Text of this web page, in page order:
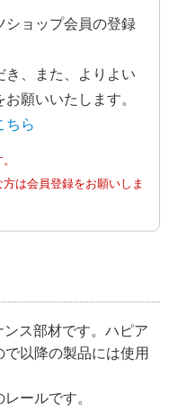
ショップ会員の登録
、また、よりよい
願いいたします。
ちら
は会員登録をお願いしま
ス部材です。ハピア
以降の製品には使用
ールです。